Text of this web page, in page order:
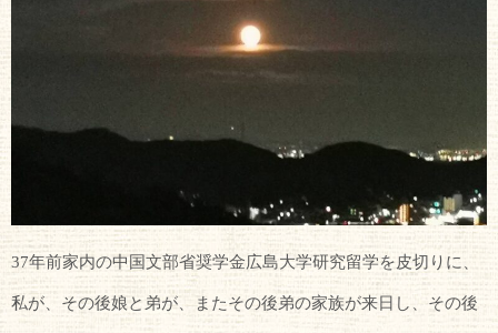
37年前家内の中国文部省奨学金広島大学研究留学を皮切りに、
私が、その後娘と弟が、またその後弟の家族が来日し、その後